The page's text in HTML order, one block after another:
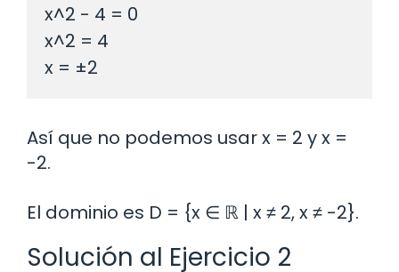
x^2 - 4 = 0
x^2 = 4
Así que no podemos usar x = 2 y x =
-2.
El dominio es D = {x ∈ ℝ | x ≠ 2, x ≠ -2}.
Solución al Ejercicio 2